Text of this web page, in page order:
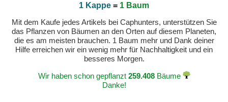
1 Kappe = 1 Baum
Mit dem Kaufe jedes Artikels bei Caphunters, unterstützen Sie
das Pflanzen von Bäumen an den Orten auf diesem Planeten,
die es am meisten brauchen. 1 Baum mehr und Dank deiner
Hilfe erreichen wir ein wenig mehr für Nachhaltigkeit und ein
besseres Morgen.
Wir haben schon gepflanzt 259.408Bäume
Danke!